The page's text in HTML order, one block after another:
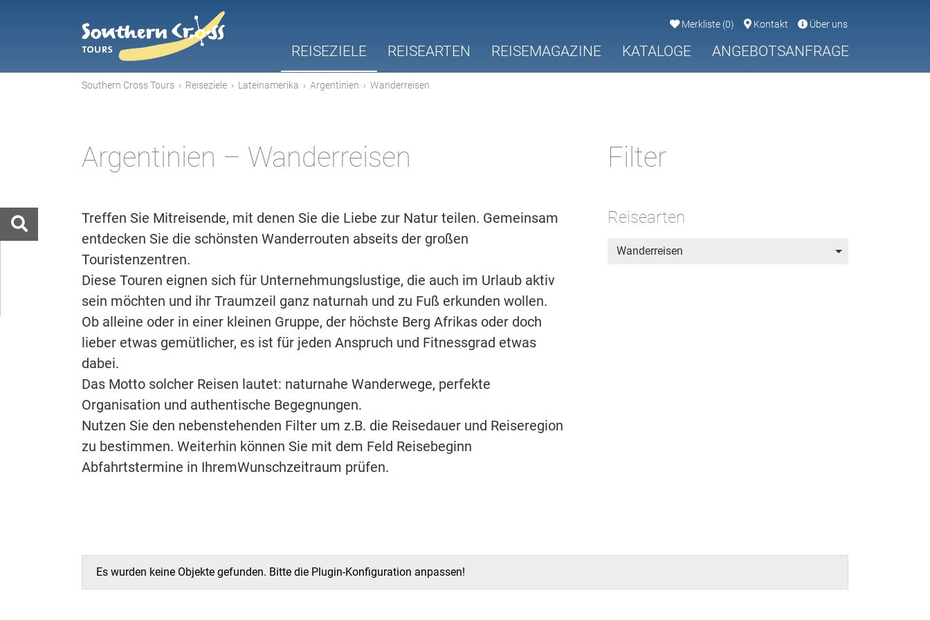
Merkliste (0) Kontakt Über uns
REISEZIELE REISEARTEN REISEMAGAZINE KATALOGE ANGEBOTSANFRAGE
Southern Cross Tours › Reiseziele › Lateinamerika › Argentinien › Wanderreisen
Argentinien – Wanderreisen
Treffen Sie Mitreisende, mit denen Sie die Liebe zur Natur teilen. Gemeinsam
entdecken Sie die schönsten Wanderrouten abseits der großen
Touristenzentren.
Diese Touren eignen sich für Unternehmungslustige, die auch im Urlaub aktiv
sein möchten und ihr Traumzeil ganz naturnah und zu Fuß erkunden wollen.
Ob alleine oder in einer kleinen Gruppe, der höchste Berg Afrikas oder doch
lieber etwas gemütlicher, es ist für jeden Anspruch und Fitnessgrad etwas
dabei.
Das Motto solcher Reisen lautet: naturnahe Wanderwege, perfekte
Organisation und authentische Begegnungen.
Nutzen Sie den nebenstehenden Filter um z.B. die Reisedauer und Reiseregion
zu bestimmen. Weiterhin können Sie mit dem Feld Reisebeginn
Abfahrtstermine in IhremWunschzeitraum prüfen.
Filter
Reisearten
Wanderreisen
Es wurden keine Objekte gefunden. Bitte die Plugin-Konfiguration anpassen!